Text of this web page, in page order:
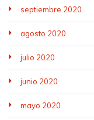
septiembre 2020
agosto 2020
julio 2020
junio 2020
mayo 2020